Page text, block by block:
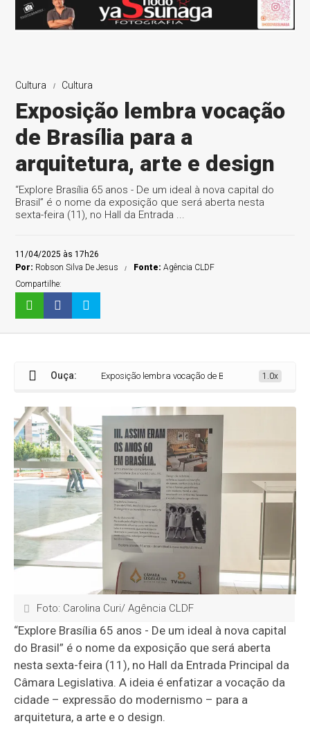
Cultura Cultura
Exposição lembra vocação
de Brasília para a
arquitetura, arte e design
“Explore Brasília 65 anos - De um ideal à nova capital do
Brasil” é o nome da exposição que será aberta nesta
sexta-feira (11), no Hall da Entrada ...
11/04/2025 às 17h26
Por: Robson Silva De Jesus Fonte:Agência CLDF
Compartilhe:
Ouça: Exposição lembra vocação de Brasília para a1.0x
Foto: Carolina Curi/ Agência CLDF
“Explore Brasília 65 anos - De um ideal à nova capital
do Brasil” é o nome da exposição que será aberta
nesta sexta-feira (11), no Hall da Entrada Principal da
Câmara Legislativa. A ideia é enfatizar a vocação da
cidade – expressão do modernismo – para a
arquitetura, a arte e o design.